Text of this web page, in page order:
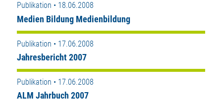
Publikation • 18.06.2008
Medien Bildung Medienbildung
Publikation • 17.06.2008
Jahresbericht 2007
Publikation • 17.06.2008
ALM Jahrbuch 2007